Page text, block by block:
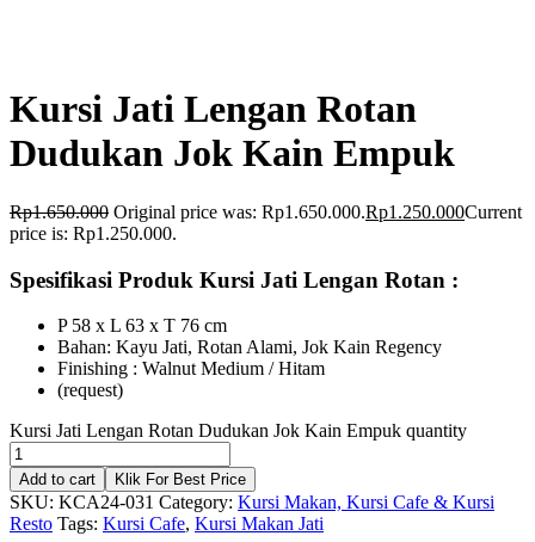
Kursi Jati Lengan Rotan
Dudukan Jok Kain Empuk
Rp1.650.000 Original price was: Rp1.650.000.Rp1.250.000Current
price is: Rp1.250.000.
Spesifikasi Produk Kursi Jati Lengan Rotan :
P 58 x L 63 x T 76 cm
Bahan: Kayu Jati, Rotan Alami, Jok Kain Regency
Finishing : Walnut Medium / Hitam
(request)
Kursi Jati Lengan Rotan Dudukan Jok Kain Empuk quantity
Add to cart Klik For Best Price
SKU: KCA24-031 Category: Kursi Makan, Kursi Cafe & Kursi
Resto Tags: Kursi Cafe, Kursi Makan Jati